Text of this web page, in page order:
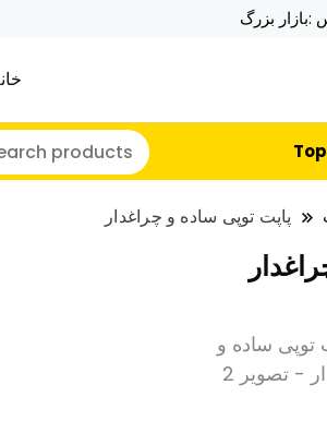
:بازار بزرگ
لوازم هالووین ولن
بازی تراول ماگ نایکر توی
پاپت توپی ساده و چراغدار